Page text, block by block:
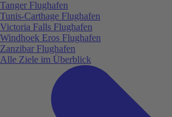
Tanger Flughafen
Tunis-Carthage Flughafen
Victoria Falls Flughafen
Windhoek Eros Flughafen
Zanzibar Flughafen
Alle Ziele im Überblick